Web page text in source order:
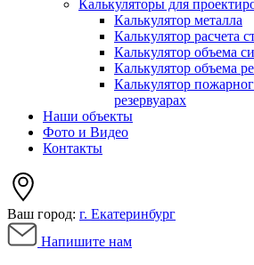
Калькуляторы для
Калькулятор металла
Калькулятор расчета
Калькулятор объема
Калькулятор объема
Калькулятор
резервуарах
Наши объекты
Фото и Видео
Контакты
Ваш город: г. Екатеринбург
Напишите нам